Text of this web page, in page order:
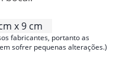
x 9 cm
fabricantes, portanto as
sofrer pequenas alterações.)